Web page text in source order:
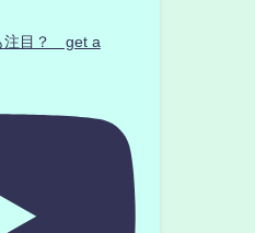
注目？ get a